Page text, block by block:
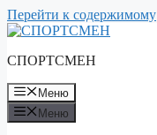
Перейти к содержимому
СПОРТСМЕН
Меню
Меню